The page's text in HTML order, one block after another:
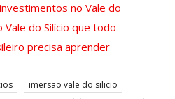
no Vale do
Vale do Silício que todo
precisa aprender
imersão vale do silicio